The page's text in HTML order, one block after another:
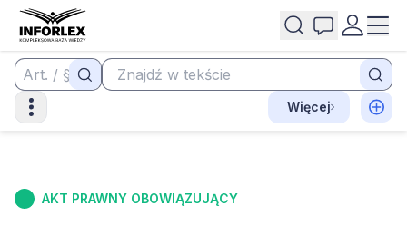
Więcej
AKT PRAWNY OBOWIĄZUJĄCY